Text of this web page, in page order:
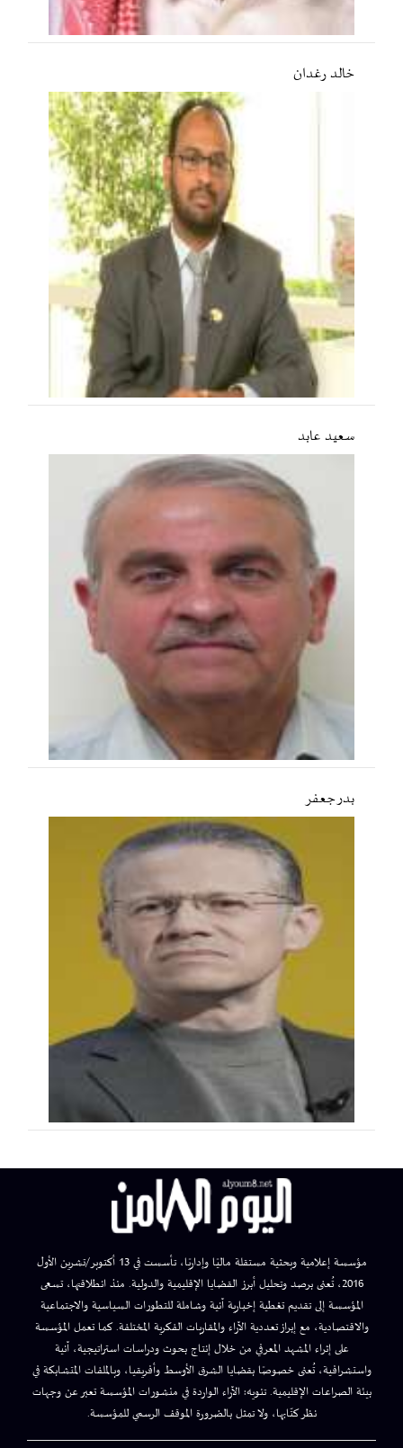
خالد رغدان
سعید عابد
بدر جعفر
مؤسسة إعلامية وبحثية مستقلة ماليًا وإداريًا، تأسست في 13 أكتوبر/تشرين الأول
2016، تُعنى برصد وتحليل أبرز القضايا الإقليمية والدولية. منذ انطلاقتها، تسعى
المؤسسة إلى تقديم تغطية إخبارية آنية وشاملة للتطورات السياسية والاجتماعية
والاقتصادية، مع إبراز تعددية الآراء والمقاربات الفكرية المختلفة. كما تعمل المؤسسة
على إثراء المشهد المعرفي من خلال إنتاج بحوث ودراسات استراتيجية، آنية
واستشرافية، تُعنى خصوصًا بقضايا الشرق الأوسط وأفريقيا، وبالملفات المتشابكة في
بيئة الصراعات الإقليمية. تنويه: الآراء الواردة في منشورات المؤسسة تعبر عن وجهات
نظر كتّابها، ولا تمثل بالضرورة الموقف الرسمي للمؤسسة.